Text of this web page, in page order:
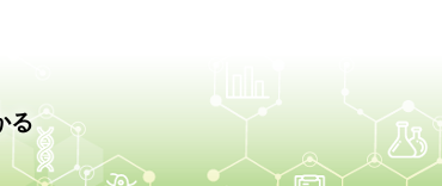
る